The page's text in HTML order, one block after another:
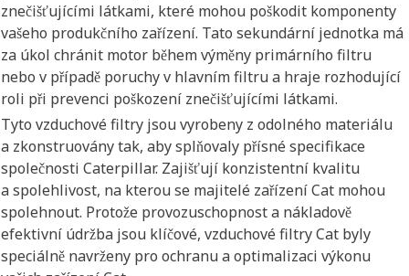
znečišťujícími látkami, které mohou poškodit komponenty
vašeho produkčního zařízení. Tato sekundární jednotka má
za úkol chránit motor během výměny primárního filtru
nebo v případě poruchy v hlavním filtru a hraje rozhodující
roli při prevenci poškození znečišťujícími látkami.
Tyto vzduchové filtry jsou vyrobeny z odolného materiálu
a zkonstruovány tak, aby splňovaly přísné specifikace
společnosti Caterpillar. Zajišťují konzistentní kvalitu
a spolehlivost, na kterou se majitelé zařízení Cat mohou
spolehnout. Protože provozuschopnost a nákladově
efektivní údržba jsou klíčové, vzduchové filtry Cat byly
speciálně navrženy pro ochranu a optimalizaci výkonu